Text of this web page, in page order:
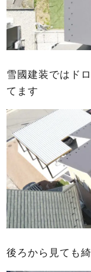
雪國建装ではド
てます
後ろから見ても